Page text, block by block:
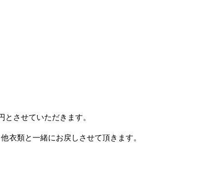
させていただきます。
衣類と一緒にお戻しさせて頂きます。